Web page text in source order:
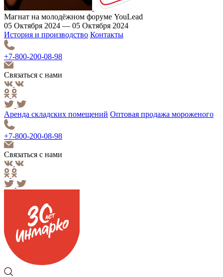
Магнат на молодёжном форуме YouLead
05 Октября 2024 — 05 Октября 2024
История и производство Контакты
+7-800-200-08-98
Связаться с нами
Аренда складских помещений Оптовая продажа мороженого
+7-800-200-08-98
Связаться с нами